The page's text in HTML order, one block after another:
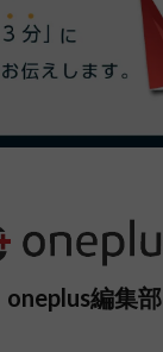
oneplus編集部